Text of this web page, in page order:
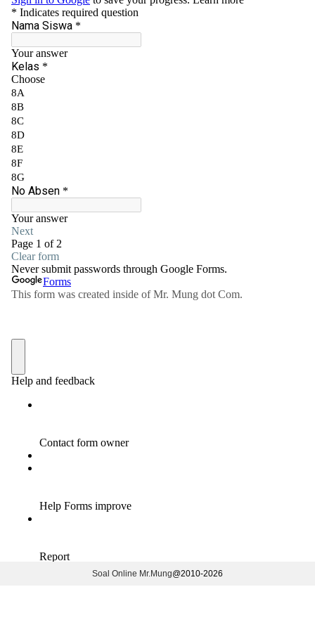
Soal Online Mr.Mung@2010-2026